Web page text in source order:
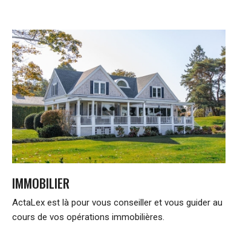
IMMOBILIER
ActaLex est là pour vous conseiller et vous guider au
cours de vos opérations immobilières.